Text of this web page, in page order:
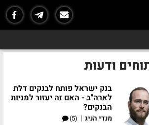
ודעות
בנק ישראל פותח לבנקים דלת
לארה"ב - האם זה יעזור למניות
הבנקים?
מנדי הניג |
(5)